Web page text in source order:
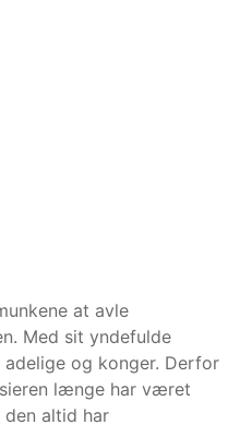
at avle
Med sit yndefulde
og konger. Derfor
længe har været
den altid har